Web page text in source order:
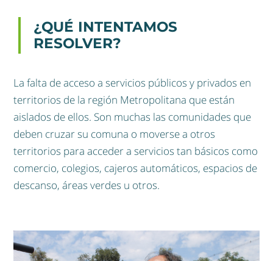
¿QUÉ INTENTAMOS
RESOLVER?
La falta de acceso a servicios públicos y privados en
territorios de la región Metropolitana que están
aislados de ellos. Son muchas las comunidades que
deben cruzar su comuna o moverse a otros
territorios para acceder a servicios tan básicos como
comercio, colegios, cajeros automáticos, espacios de
descanso, áreas verdes u otros.